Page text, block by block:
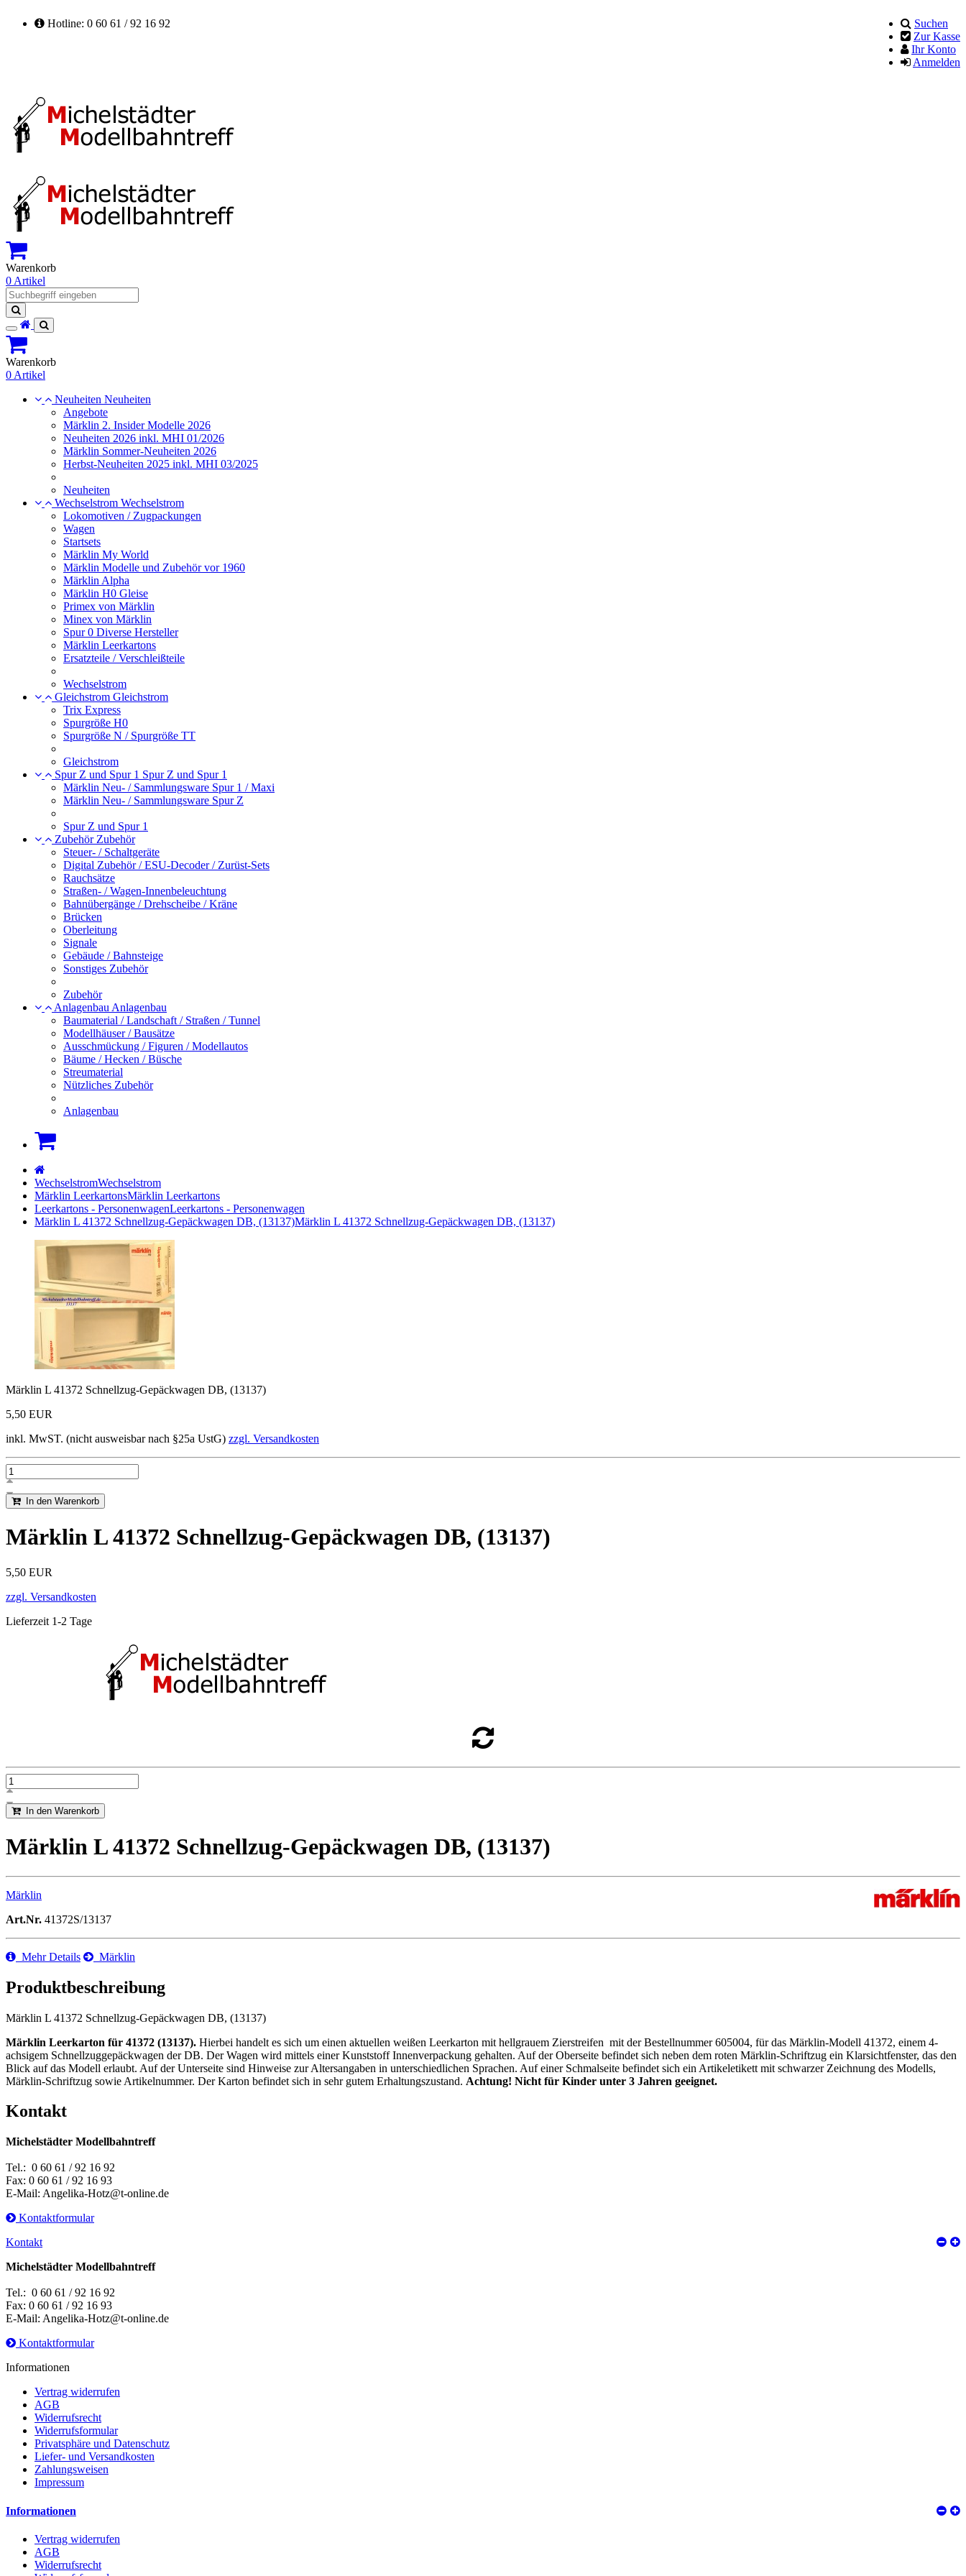
Hotline: 0 60 61 / 92 16 92
Suchen
Zur Kasse
Ihr Konto
Anmelden
Warenkorb
0 Artikel
Suchen
Toggle
navigation
Warenkorb
0 Artikel
Neuheiten Neuheiten
Angebote
Märklin 2. Insider Modelle 2026
Neuheiten 2026 inkl. MHI 01/2026
Märklin Sommer-Neuheiten 2026
Herbst-Neuheiten 2025 inkl. MHI 03/2025
Neuheiten
Wechselstrom Wechselstrom
Lokomotiven / Zugpackungen
Wagen
Startsets
Märklin My World
Märklin Modelle und Zubehör vor 1960
Märklin Alpha
Märklin H0 Gleise
Primex von Märklin
Minex von Märklin
Spur 0 Diverse Hersteller
Märklin Leerkartons
Ersatzteile / Verschleißteile
Wechselstrom
Gleichstrom Gleichstrom
Trix Express
Spurgröße H0
Spurgröße N / Spurgröße TT
Gleichstrom
Spur Z und Spur 1 Spur Z und Spur 1
Märklin Neu- / Sammlungsware Spur 1 / Maxi
Märklin Neu- / Sammlungsware Spur Z
Spur Z und Spur 1
Zubehör Zubehör
Steuer- / Schaltgeräte
Digital Zubehör / ESU-Decoder / Zurüst-Sets
Rauchsätze
Straßen- / Wagen-Innenbeleuchtung
Bahnübergänge / Drehscheibe / Kräne
Brücken
Oberleitung
Signale
Gebäude / Bahnsteige
Sonstiges Zubehör
Zubehör
Anlagenbau Anlagenbau
Baumaterial / Landschaft / Straßen / Tunnel
Modellhäuser / Bausätze
Ausschmückung / Figuren / Modellautos
Bäume / Hecken / Büsche
Streumaterial
Nützliches Zubehör
Anlagenbau
Warenkorb
WechselstromWechselstrom
Märklin LeerkartonsMärklin Leerkartons
Leerkartons - PersonenwagenLeerkartons - Personenwagen
Märklin L 41372 Schnellzug-Gepäckwagen DB, (13137)Märklin L 41372 Schnellzug-Gepäckwagen DB, (13137)
Märklin L 41372 Schnellzug-Gepäckwagen DB, (13137)
5,50 EUR
inkl. MwST. (nicht ausweisbar nach §25a UstG) zzgl. Versandkosten
In den Warenkorb
Märklin L 41372 Schnellzug-Gepäckwagen DB, (13137)
5,50 EUR
zzgl. Versandkosten
Lieferzeit 1-2 Tage
In den Warenkorb
Märklin L 41372 Schnellzug-Gepäckwagen DB, (13137)
Märklin
Art.Nr. 41372S/13137
Mehr Details Märklin
Produktbeschreibung
Märklin L 41372 Schnellzug-Gepäckwagen DB, (13137)
Märklin Leerkarton für 41372 (13137). Hierbei handelt es sich um einen aktuellen weißen Leerkarton mit hellgrauem Zierstreifen mit der Bestellnummer 605004, für das Märklin-Modell 41372, einem 4-
achsigem Schnellzuggepäckwagen der DB. Der Wagen wird mittels einer Kunststoff Innenverpackung gehalten. Auf der Oberseite befindet sich neben dem roten Märklin-Schriftzug ein Klarsichtfenster, das den
Blick auf das Modell erlaubt. Auf der Unterseite sind Hinweise zur Altersangaben in unterschiedlichen Sprachen. Auf einer Schmalseite befindet sich ein Artikeletikett mit schwarzer Zeichnung des Modells,
Märklin-Schriftzug sowie Artikelnummer. Der Karton befindet sich in sehr gutem Erhaltungszustand. Achtung! Nicht für Kinder unter 3 Jahren geeignet.
Kontakt
Michelstädter Modellbahntreff
Tel.: 0 60 61 / 92 16 92
Fax: 0 60 61 / 92 16 93
E-Mail: Angelika-Hotz@t-online.de
Kontaktformular
Kontakt
Michelstädter Modellbahntreff
Tel.: 0 60 61 / 92 16 92
Fax: 0 60 61 / 92 16 93
E-Mail: Angelika-Hotz@t-online.de
Kontaktformular
Informationen
Vertrag widerrufen
AGB
Widerrufsrecht
Widerrufsformular
Privatsphäre und Datenschutz
Liefer- und Versandkosten
Zahlungsweisen
Impressum
Informationen
Vertrag widerrufen
AGB
Widerrufsrecht